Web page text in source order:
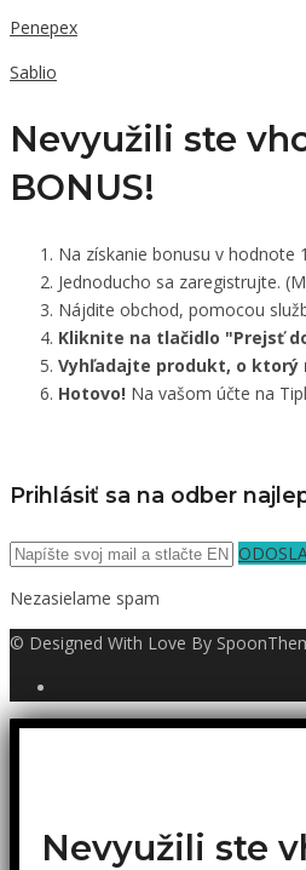
Penepex
Sablio
Nevyužili ste
BONUS!
Na získanie bonusu v hodnote
Jednoducho sa zaregistrujte.
Nájdite obchod, pomocou
Kliknite na tlačidlo "Prejsť
Vyhľadajte produkt, o ktorý
Hotovo! Na vašom účte na
Prihlásiť sa na odber
Nezasielame spam
© Designed With Love By
Nevyužili ste